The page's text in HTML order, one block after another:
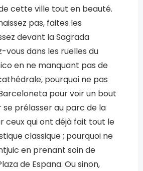
cette ville tout en beauté.
pas, faites les
devant la Sagrada
vous dans les ruelles du
en ne manquant pas de
pourquoi ne pas
pour voir un bout
prélasser au parc de la
ceux qui ont déjà fait tout le
classique ; pourquoi ne
en prenant soin de
de Espana. Ou sinon,